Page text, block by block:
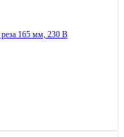
165 мм, 230 В